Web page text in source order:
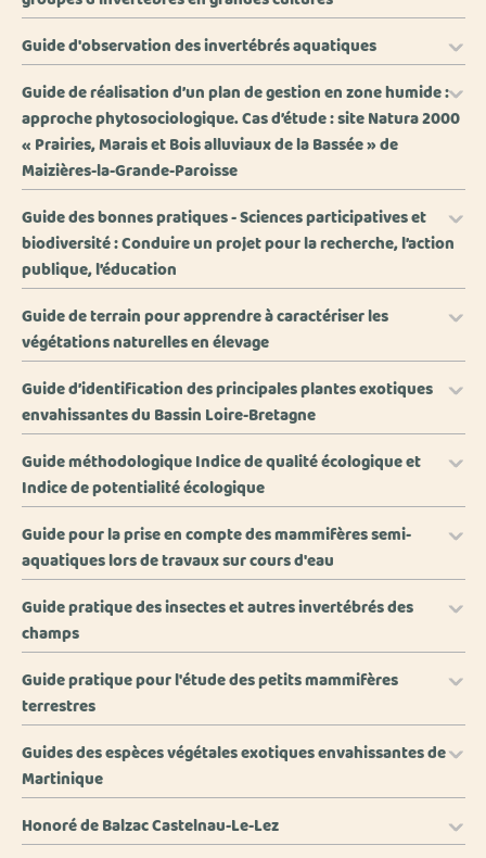
Guide d'observation des invertébrés aquatiques
Guide de réalisation d’un plan de gestion en zone humide :
approche phytosociologique. Cas d’étude : site Natura 2000
« Prairies, Marais et Bois alluviaux de la Bassée » de
Maizières-la-Grande-Paroisse
Guide des bonnes pratiques - Sciences participatives et
biodiversité : Conduire un projet pour la recherche, l’action
publique, l’éducation
Guide de terrain pour apprendre à caractériser les
végétations naturelles en élevage
Guide d’identification des principales plantes exotiques
envahissantes du Bassin Loire-Bretagne
Guide méthodologique Indice de qualité écologique et
Indice de potentialité écologique
Guide pour la prise en compte des mammifères semi-
aquatiques lors de travaux sur cours d'eau
Guide pratique des insectes et autres invertébrés des
champs
Guide pratique pour l'étude des petits mammifères
terrestres
Guides des espèces végétales exotiques envahissantes de
Martinique
Honoré de Balzac Castelnau-Le-Lez